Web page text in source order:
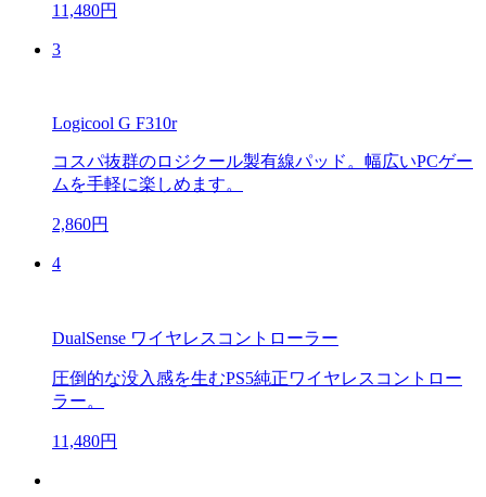
11,480円
3
Logicool G F310r
コスパ抜群のロジクール製有線パッド。幅広いPCゲー
ムを手軽に楽しめます。
2,860円
4
DualSense ワイヤレスコントローラー
圧倒的な没入感を生むPS5純正ワイヤレスコントロー
ラー。
11,480円